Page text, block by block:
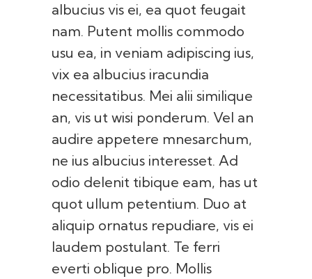
albucius vis ei, ea quot feugait
nam. Putent mollis commodo
usu ea, in veniam adipiscing ius,
vix ea albucius iracundia
necessitatibus. Mei alii similique
an, vis ut wisi ponderum. Vel an
audire appetere mnesarchum,
ne ius albucius interesset. Ad
odio delenit tibique eam, has ut
quot ullum petentium. Duo at
aliquip ornatus repudiare, vis ei
laudem postulant. Te ferri
everti oblique pro. Mollis